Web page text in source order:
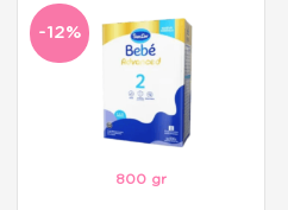
-12%
800 gr